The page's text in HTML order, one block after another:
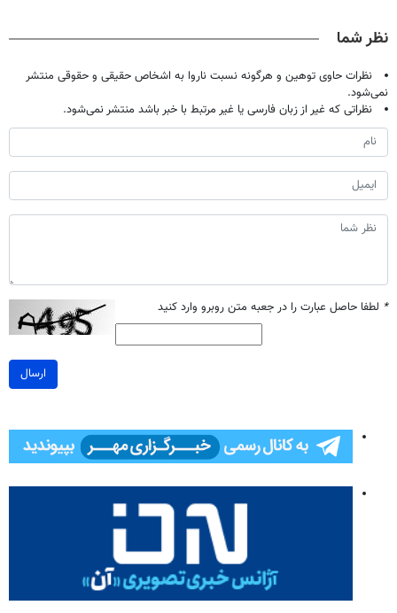
با40%تخفیف)
نظر شما
نظرات حاوی توهین و هرگونه نسبت ناروا به اشخاص حقیقی و حقوقی منتشر
نمی‌شود.
نظراتی که غیر از زبان فارسی یا غیر مرتبط با خبر باشد منتشر نمی‌شود.
* لطفا حاصل عبارت را در جعبه متن روبرو وارد کنید
ارسال